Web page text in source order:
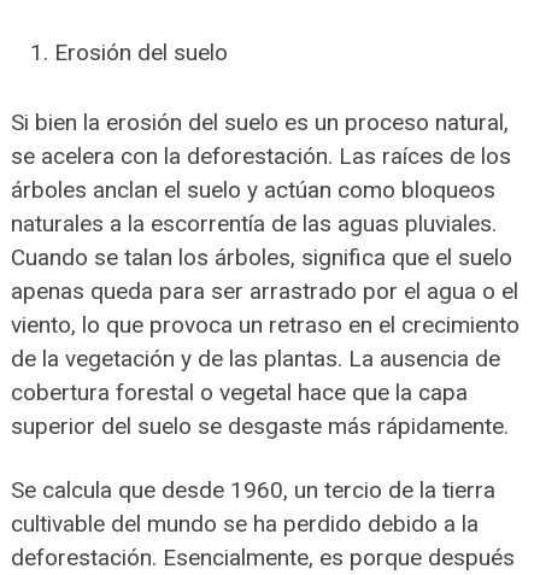
Erosión del suelo
Si bien la erosión del suelo es un proceso natural,
se acelera con la deforestación. Las raíces de los
árboles anclan el suelo y actúan como bloqueos
naturales a la escorrentía de las aguas pluviales.
Cuando se talan los árboles, significa que el suelo
apenas queda para ser arrastrado por el agua o el
viento, lo que provoca un retraso en el crecimiento
de la vegetación y de las plantas. La ausencia de
cobertura forestal o vegetal hace que la capa
superior del suelo se desgaste más rápidamente.
Se calcula que desde 1960, un tercio de la tierra
cultivable del mundo se ha perdido debido a la
deforestación. Esencialmente, es porque después